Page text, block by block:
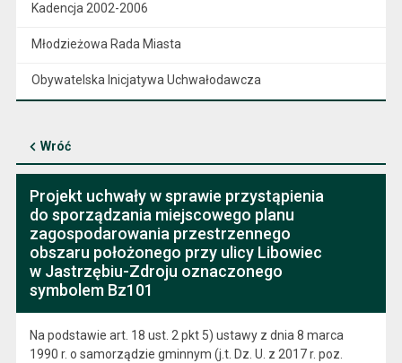
Kadencja 2002-2006
Młodzieżowa Rada Miasta
Obywatelska Inicjatywa Uchwałodawcza
Wróć
Projekt uchwały w sprawie przystąpienia
do sporządzania miejscowego planu
zagospodarowania przestrzennego
obszaru położonego przy ulicy Libowiec
w Jastrzębiu-Zdroju oznaczonego
symbolem Bz101
Na podstawie art. 18 ust. 2 pkt 5) ustawy z dnia 8 marca
1990 r. o samorządzie gminnym (j.t. Dz. U. z 2017 r. poz.